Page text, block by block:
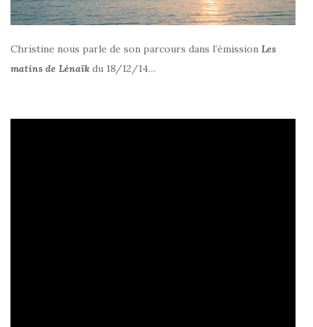
Christine nous parle de son parcours dans l’émission Les
matins de Lénaïk du 18/12/14…